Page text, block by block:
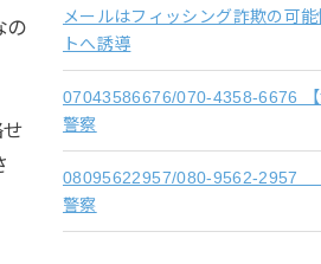
の
メールはフィッシング詐欺の可
トへ誘導
07043586676/070-4358-6676 【
警察
08095622957/080-9562-2957
警察